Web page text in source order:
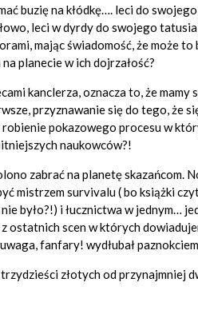
buzię na kłódkę…. leci do
leci w dyrdy do swojego
mając świadomość, że może
planecie w ich dojrzałość?
kanclerza, oznacza to, że mamy
przyznawanie się do tego, że
pokazowego procesu w
naukowców?!
zabrać na planetę skazańcom.
mistrzem survivalu ( bo książki
było?!) i łucznictwa w jednym…
ostatnich scen w których
fanfary! wydłubał paznokciem
złotych od przynajmniej